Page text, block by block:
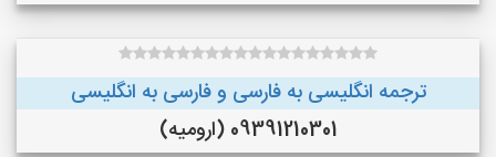
ترجمه انگلیسی به فارسی و فارسی به انگلیسی
09391210301 (ارومیه)